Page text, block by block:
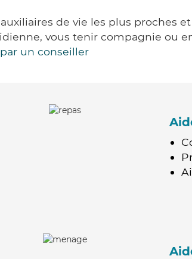
de vie les plus proches
vous tenir compagnie ou
un conseiller